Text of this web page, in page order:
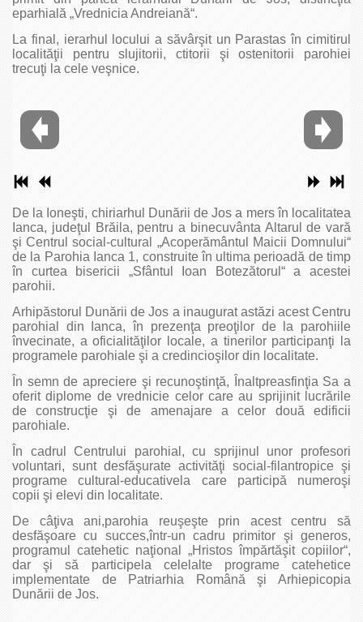
eparhială „Vrednicia Andreiană“.
La final, ierarhul locului a săvârşit un Parastas în cimitirul
localităţii pentru slujitorii, ctitorii şi ostenitorii parohiei
trecuţi la cele veşnice.
De la Ioneşti, chiriarhul Dunării de Jos a mers în localitatea
Ianca, judeţul Brăila, pentru a binecuvânta Altarul de vară
şi Centrul social-cultural „Acoperământul Maicii Domnului“
de la Parohia Ianca 1, construite în ultima perioadă de timp
în curtea bisericii „Sfântul Ioan Botezătorul“ a acestei
parohii.
Arhipăstorul Dunării de Jos a inaugurat astăzi acest Centru
parohial din Ianca, în prezenţa preoţilor de la parohiile
învecinate, a oficialităţilor locale, a tinerilor participanţi la
programele parohiale şi a credincioşilor din localitate.
În semn de apreciere şi recunoştinţă, Înaltpreasfinţia Sa a
oferit diplome de vrednicie celor care au sprijinit lucrările
de construcţie şi de amenajare a celor două edificii
parohiale.
În cadrul Centrului parohial, cu sprijinul unor profesori
voluntari, sunt desfăşurate activităţi social-filantropice şi
programe cultural-educativela care participă numeroşi
copii şi elevi din localitate.
De câţiva ani,parohia reuşeşte prin acest centru să
desfăşoare cu succes,într-un cadru primitor şi generos,
programul catehetic naţional „Hristos împărtăşit copiilor“,
dar şi să participela celelalte programe catehetice
implementate de Patriarhia Română şi Arhiepicopia
Dunării de Jos.